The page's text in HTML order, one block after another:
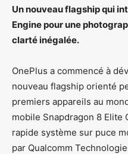
Un nouveau flagship qui
Engine pour une
clarté inégalée.
OnePlus a commencé à
nouveau flagship orienté
premiers appareils au
mobile Snapdragon 8 Elite
rapide système sur puce
par Qualcomm